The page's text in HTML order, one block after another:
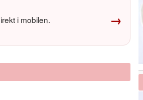
i mobilen. →